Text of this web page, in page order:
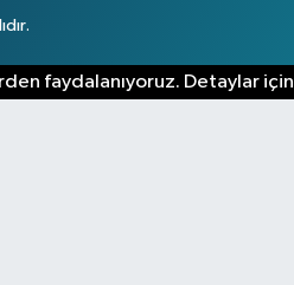
faydalanıyoruz. Detaylar için